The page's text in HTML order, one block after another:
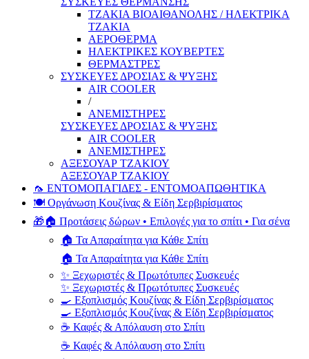
ΤΖΑΚΙΑ ΒΙΟΑΙΘΑΝΟΛΗΣ / ΗΛΕΚΤΡΙΚΑ
ΤΖΑΚΙΑ
ΑΕΡΟΘΕΡΜΑ
ΗΛΕΚΤΡΙΚΕΣ ΚΟΥΒΕΡΤΕΣ
ΘΕΡΜΑΣΤΡΕΣ
ΣΥΣΚΕΥΕΣ ΔΡΟΣΙΑΣ & ΨΥΞΗΣ
AIR COOLER
/
ΑΝΕΜΙΣΤΗΡΕΣ
ΣΥΣΚΕΥΕΣ ΔΡΟΣΙΑΣ & ΨΥΞΗΣ
AIR COOLER
ΑΝΕΜΙΣΤΗΡΕΣ
ΑΞΕΣΟΥΑΡ ΤΖΑΚΙΟΥ
ΑΞΕΣΟΥΑΡ ΤΖΑΚΙΟΥ
🦟 ΕΝΤΟΜΟΠΑΓΙΔΕΣ - ΕΝΤΟΜΟΑΠΩΘΗΤΙΚΑ
🍽️ Οργάνωση Κουζίνας & Είδη Σερβιρίσματος
🎁🏠 Προτάσεις δώρων • Επιλογές για το σπίτι • Για σένα
🏠 Τα Απαραίτητα για Κάθε Σπίτι
🏠 Τα Απαραίτητα για Κάθε Σπίτι
✨ Ξεχωριστές & Πρωτότυπες Συσκευές
✨ Ξεχωριστές & Πρωτότυπες Συσκευές
🍳 Εξοπλισμός Κουζίνας & Είδη Σερβιρίσματος
🍳 Εξοπλισμός Κουζίνας & Είδη Σερβιρίσματος
☕ Καφές & Απόλαυση στο Σπίτι
☕ Καφές & Απόλαυση στο Σπίτι